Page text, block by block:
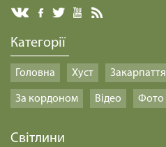
Категорії
Головна Хуст Закарпаття
За кордоном Відео Фото
Світлини